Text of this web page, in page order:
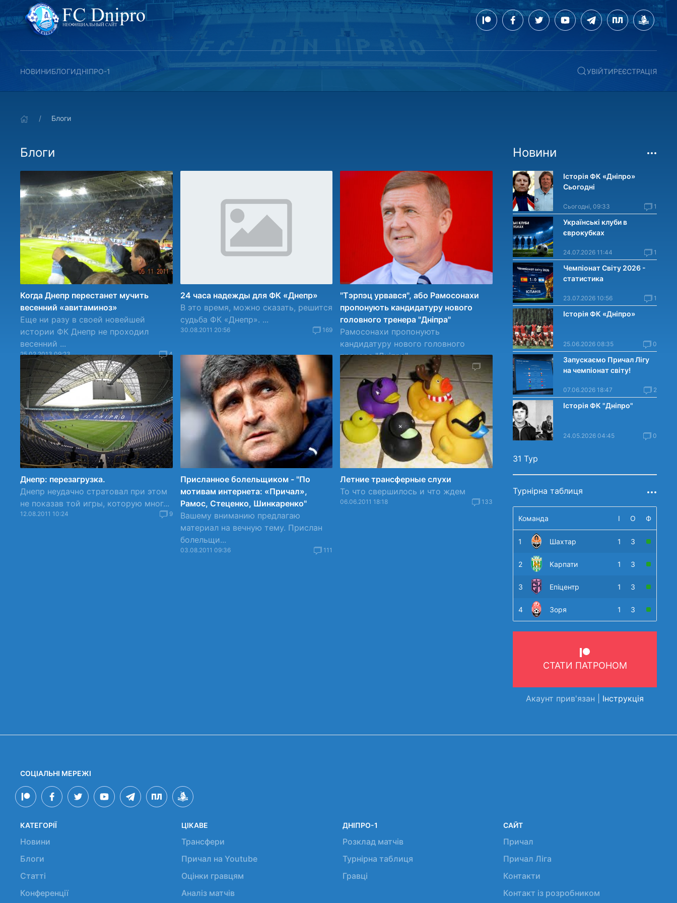
НОВИНИБЛОГИДНІПРО-1 УВІЙТИРЕЄСТРАЦІЯ
Блоги
Блоги
Когда Днепр перестанет мучить
весенний «авитаминоз»
Еще ни разу в своей новейшей
истории ФК Днепр не проходил
весенний ...
25.02.2013 09:23 4
24 часа надежды для ФК «Днепр»
В это время, можно сказать, решится
судьба ФК «Днепр». ...
30.08.2011 20:56 169
"Тэрпэц урвався", або Рамосонахи
пропонують кандидатуру нового
головного тренера "Дніпра"
Рамосонахи пропонують
кандидатуру нового головного
тренера "Дніпра"...
19.08.2011 10:36
Днепр: перезагрузка.
Днепр неудачно стратовал при этом
не показав той игры, которую мног...
12.08.2011 10:24 9
Присланное болельщиком - "По
мотивам интернета: «Причал»,
Рамос, Стеценко, Шинкаренко"
Вашему вниманию предлагаю
материал на вечную тему. Прислан
болельщи...
03.08.2011 09:36 111
Летние трансферные слухи
То что свершилось и что ждем
06.06.2011 18:18 133
Новини
Історія ФК «Дніпро»
Сьогодні
Сьогодні, 09:33 1
Українські клуби в
єврокубках
24.07.2026 11:44 1
Чемпіонат Світу 2026 -
статистика
23.07.2026 10:56 1
Історія ФК «Дніпро»
25.06.2026 08:35 0
Запускаємо Причал Лігу
на чемпіонат світу!
07.06.2026 18:47 2
Історія ФК "Дніпро"
24.05.2026 04:45 0
31 Тур
Турнірна таблиця
Команда І О Ф
1 Шахтар 1 3
2 Карпати 1 3
3 Епіцентр 1 3
4 Зоря 1 3
СТАТИ ПАТРОНОМ
Акаунт прив'язан | Інструкція
СОЦІАЛЬНІ МЕРЕЖІ
КАТЕГОРІЇ
Новини
Блоги
Статті
Конференції
ЦІКАВЕ
Трансфери
Причал на Youtube
Оцінки гравцям
Аналіз матчів
ДНІПРО-1
Розклад матчів
Турнірна таблиця
Гравці
САЙТ
Причал
Причал Ліга
Контакти
Контакт із розробником